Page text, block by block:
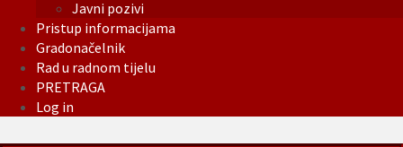
Javni pozivi
Pristup informacijama
Gradonačelnik
Rad u radnom tijelu
PRETRAGA
Log in